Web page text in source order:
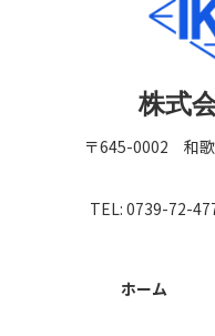
株式
〒645-0002 和歌
TEL: 0739-72-
ホーム